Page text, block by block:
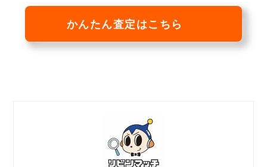
かんたん査定はこちら